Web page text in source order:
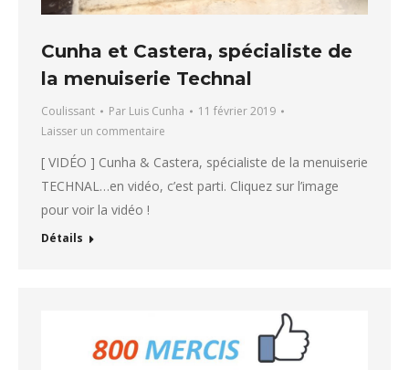
Cunha et Castera, spécialiste de
la menuiserie Technal
Coulissant Par Luis Cunha
11 février 2019
Laisser un commentaire
[ VIDÉO ] Cunha & Castera, spécialiste de la menuiserie
TECHNAL…en vidéo, c’est parti. Cliquez sur l’image
pour voir la vidéo !
Détails